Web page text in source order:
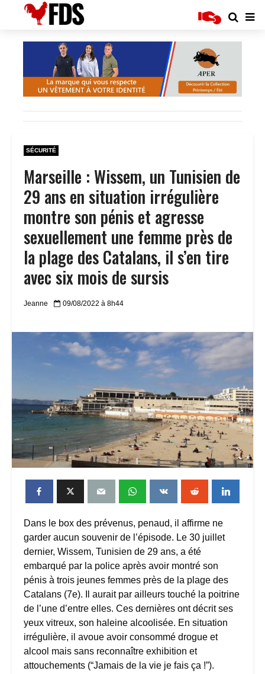
SÉCURITÉ
Marseille : Wissem, un Tunisien de
29 ans en situation irrégulière
montre son pénis et agresse
sexuellement une femme près de
la plage des Catalans, il s’en tire
avec six mois de sursis
Jeanne 09/08/2022 à 8h44
Dans le box des prévenus, penaud, il affirme ne
garder aucun souvenir de l’épisode. Le 30 juillet
dernier, Wissem, Tunisien de 29 ans, a été
embarqué par la police après avoir montré son
pénis à trois jeunes femmes près de la plage des
Catalans (7e). Il aurait par ailleurs touché la poitrine
de l’une d’entre elles. Ces dernières ont décrit ses
yeux vitreux, son haleine alcoolisée. En situation
irrégulière, il avoue avoir consommé drogue et
alcool mais sans reconnaître exhibition et
attouchements (“Jamais de la vie je fais ça !”).